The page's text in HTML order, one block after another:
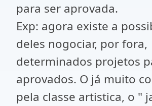
para ser aprovada.
Exp: agora existe a
deles nogociar, por fora,
determinados projetos
aprovados. O já muito
pela classe artistica, o "